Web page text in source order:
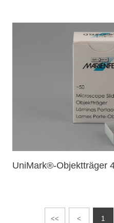
UniMark®-Objektträger
<< < 1